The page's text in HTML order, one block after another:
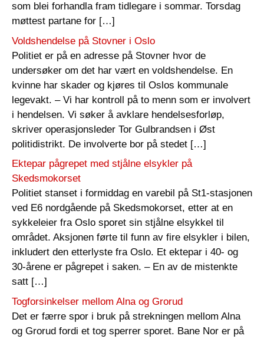
som blei forhandla fram tidlegare i sommar. Torsdag
møttest partane for […]
Voldshendelse på Stovner i Oslo
Politiet er på en adresse på Stovner hvor de
undersøker om det har vært en voldshendelse. En
kvinne har skader og kjøres til Oslos kommunale
legevakt. – Vi har kontroll på to menn som er involvert
i hendelsen. Vi søker å avklare hendelsesforløp,
skriver operasjonsleder Tor Gulbrandsen i Øst
politidistrikt. De involverte bor på stedet […]
Ektepar pågrepet med stjålne elsykler på
Skedsmokorset
Politiet stanset i formiddag en varebil på St1-stasjonen
ved E6 nordgående på Skedsmokorset, etter at en
sykkeleier fra Oslo sporet sin stjålne elsykkel til
området. Aksjonen førte til funn av fire elsykler i bilen,
inkludert den etterlyste fra Oslo. Et ektepar i 40- og
30-årene er pågrepet i saken. – En av de mistenkte
satt […]
Togforsinkelser mellom Alna og Grorud
Det er færre spor i bruk på strekningen mellom Alna
og Grorud fordi et tog sperrer sporet. Bane Nor er på